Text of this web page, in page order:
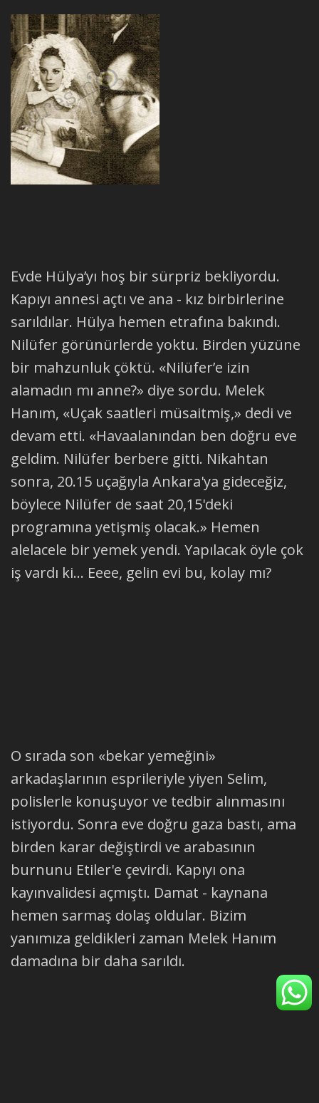
Evde Hülya’yı hoş bir sürpriz bekliyordu.
Kapıyı annesi açtı ve ana - kız birbirlerine
sarıldılar. Hülya hemen etrafına bakındı.
Nilüfer görünürlerde yoktu. Birden yüzüne
bir mahzunluk çöktü. «Nilüfer’e izin
alamadın mı anne?» diye sordu. Melek
Hanım, «Uçak saatleri müsaitmiş,» dedi ve
devam etti. «Havaalanından ben doğru eve
geldim. Nilüfer berbere gitti. Nikahtan
sonra, 20.15 uçağıyla Ankara'ya gideceğiz,
böylece Nilüfer de saat 20,15'deki
programına yetişmiş olacak.» Hemen
alelacele bir yemek yendi. Yapılacak öyle çok
iş vardı ki... Eeee, gelin evi bu, kolay mı?
O sırada son «bekar yemeğini»
arkadaşlarının esprileriyle yiyen Selim,
polislerle konuşuyor ve tedbir alınmasını
istiyordu. Sonra eve doğru gaza bastı, ama
birden karar değiştirdi ve arabasının
burnunu Etiler'e çevirdi. Kapıyı ona
kayınvalidesi açmıştı. Damat - kaynana
hemen sarmaş dolaş oldular. Bizim
yanımıza geldikleri zaman Melek Hanım
damadına bir daha sarıldı.